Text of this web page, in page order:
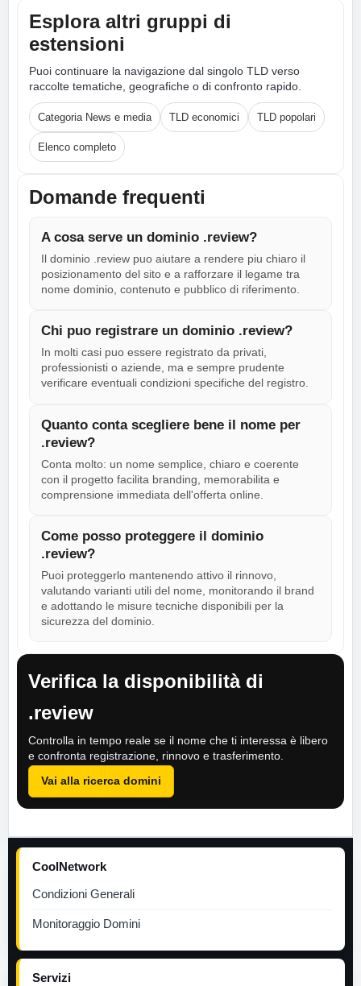
Esplora altri gruppi di
estensioni
Puoi continuare la navigazione dal singolo TLD verso
raccolte tematiche, geografiche o di confronto rapido.
Categoria News e media TLD economici TLD popolari
Elenco completo
Domande frequenti
A cosa serve un dominio .review?
Il dominio .review puo aiutare a rendere piu chiaro il
posizionamento del sito e a rafforzare il legame tra
nome dominio, contenuto e pubblico di riferimento.
Chi puo registrare un dominio .review?
In molti casi puo essere registrato da privati,
professionisti o aziende, ma e sempre prudente
verificare eventuali condizioni specifiche del registro.
Quanto conta scegliere bene il nome per
.review?
Conta molto: un nome semplice, chiaro e coerente
con il progetto facilita branding, memorabilita e
comprensione immediata dell'offerta online.
Come posso proteggere il dominio
.review?
Puoi proteggerlo mantenendo attivo il rinnovo,
valutando varianti utili del nome, monitorando il brand
e adottando le misure tecniche disponibili per la
sicurezza del dominio.
Verifica la disponibilità di
.review
Controlla in tempo reale se il nome che ti interessa è libero
e confronta registrazione, rinnovo e trasferimento.
Vai alla ricerca domini
CoolNetwork
Condizioni Generali
Monitoraggio Domini
Servizi